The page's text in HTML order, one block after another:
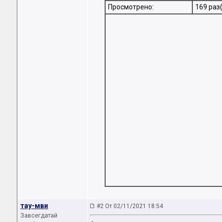
Просмотрено: 169
тау-мви
Завсегдатай
#2 От 02/11/2021 18:54